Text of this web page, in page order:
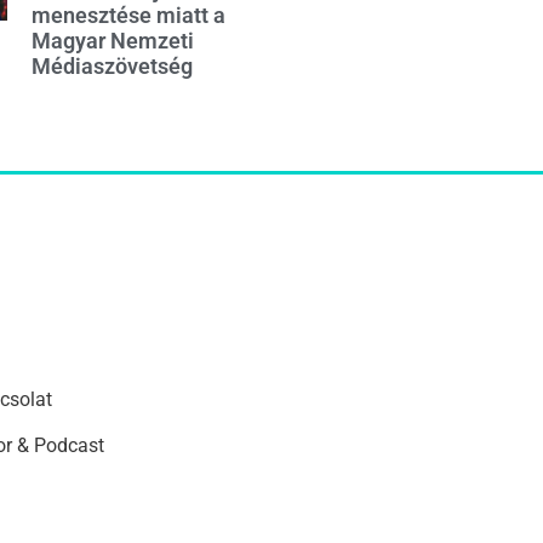
menesztése miatt a
Magyar Nemzeti
Médiaszövetség
& Podcast